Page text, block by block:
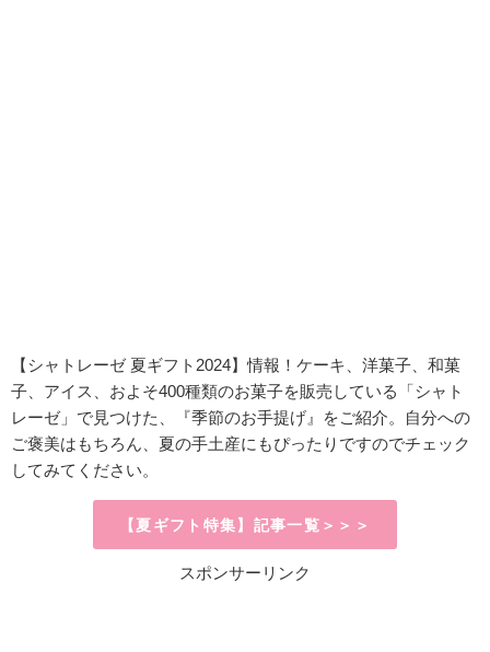
【シャトレーゼ 夏ギフト2024】情報！ ケーキ、洋菓子、和菓
子、アイス、およそ400種類のお菓子を販売している「シャト
レーゼ」で見つけた、『季節のお手提げ』をご紹介。自分への
ご褒美はもちろん、夏の手土産にもぴったりですのでチェック
してみてください。
【夏ギフト特集】記事一覧＞＞＞
スポンサーリンク